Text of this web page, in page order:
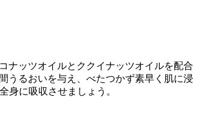
ナッツオイルとククイナッツオイルを配合
うるおいを与え、べたつかず素早く肌に浸
身に吸収させましょう。